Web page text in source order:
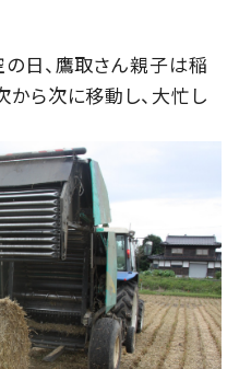
日、鷹取さん親子は稲
ら次に移動し、大忙し